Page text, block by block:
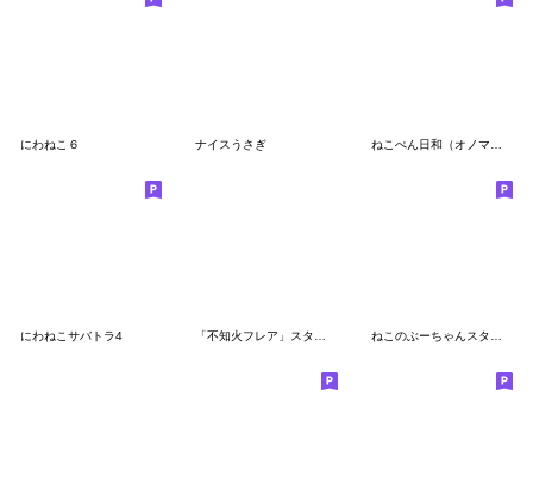
にわねこ６ ナイスうさぎ
にわねこサバトラ4 「不知火フレア」スタンプVol.2 ねこのぶーちゃんスタンプ8